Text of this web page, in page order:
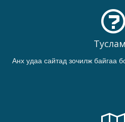
Анх удаа сайтад зочилж байгаа